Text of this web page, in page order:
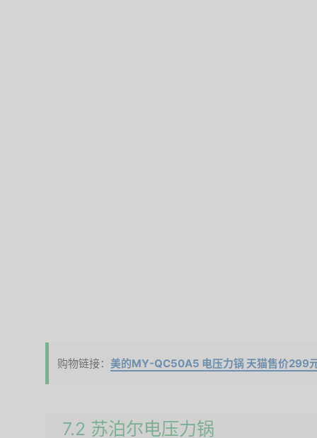
购物链接： 美的MY-QC50A5 电压力锅 天猫售价299
7.2 苏泊尔电压力锅